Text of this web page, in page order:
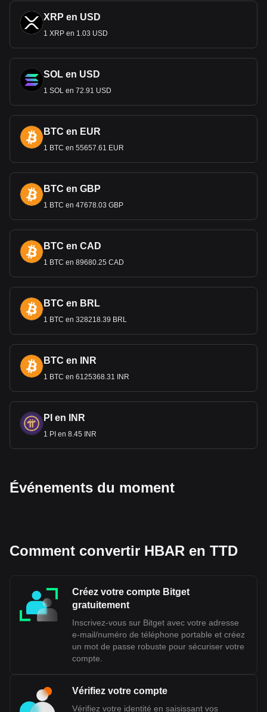
XRP en USD
1 XRP en 1.03 USD
SOL en USD
1 SOL en 72.91 USD
BTC en EUR
1 BTC en 55657.61 EUR
BTC en GBP
1 BTC en 47678.03 GBP
BTC en CAD
1 BTC en 89680.25 CAD
BTC en BRL
1 BTC en 328218.39 BRL
BTC en INR
1 BTC en 6125368.31 INR
PI en INR
1 PI en 8.45 INR
Événements du moment
Comment convertir HBAR en TTD
Créez votre compte Bitget
gratuitement
Inscrivez-vous sur Bitget avec votre adresse
e-mail/numéro de téléphone portable et créez
un mot de passe robuste pour sécuriser votre
compte.
Vérifiez votre compte
Vérifiez votre identité en saisissant vos